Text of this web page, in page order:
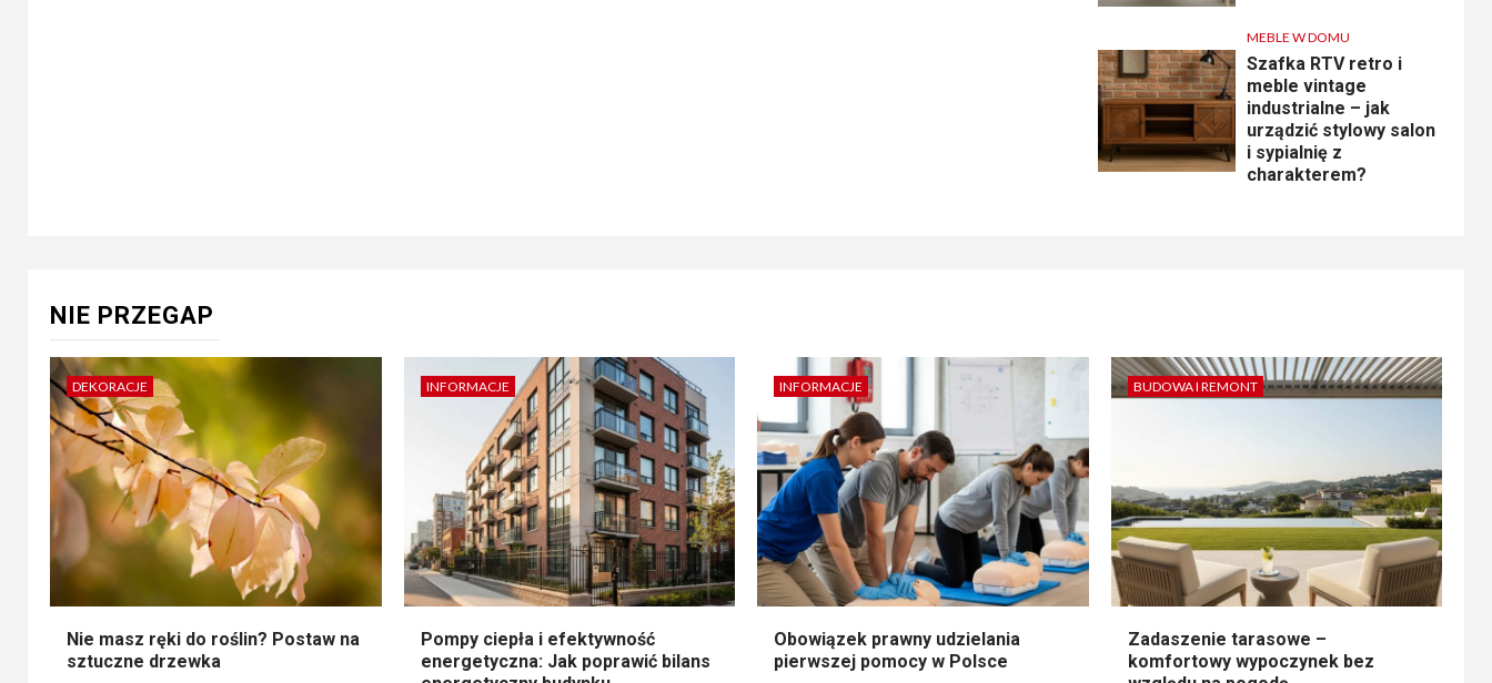
MEBLE W DOMU
Szafka RTV retro i
meble vintage
industrialne – jak
urządzić stylowy salon
i sypialnię z
charakterem?
NIE PRZEGAP
DEKORACJE
Nie masz ręki do roślin? Postaw na
sztuczne drzewka
INFORMACJE
Pompy ciepła i efektywność
energetyczna: Jak poprawić bilans
INFORMACJE
Obowiązek prawny udzielania
pierwszej pomocy w Polsce
BUDOWA I REMONT
Zadaszenie tarasowe –
komfortowy wypoczynek bez